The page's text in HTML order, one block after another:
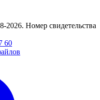
2026. Номер свидетельства
60